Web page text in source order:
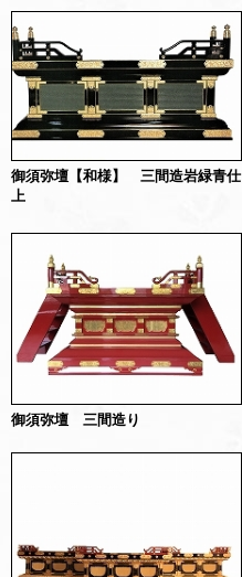
御須弥壇【和様】 三間造岩緑青仕
上
御須弥壇 三間造り